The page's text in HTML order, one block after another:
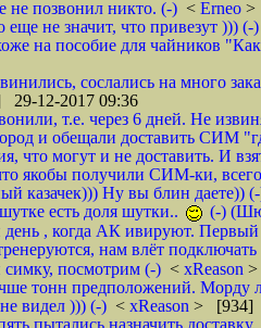
не позвонил никто. (-) < Erneo >
еще не значит, что привезут ))) (-)
на пособие для чайников
сослались на много
12-2017 09:36
т.е. через 6 дней. Не
и обещали доставить СИМ
что могут и не доставить. И
якобы получили СИМ-ки,
казачек))) Ну вы блин даете))
есть доля шутки..
(-)
, когда АК ивируют. Первый
нам влёт подключать
симку, посмотрим (-) < xReason
тонн предположений. Морду
видел ))) (-) < xReason > [934]
пытались назначить